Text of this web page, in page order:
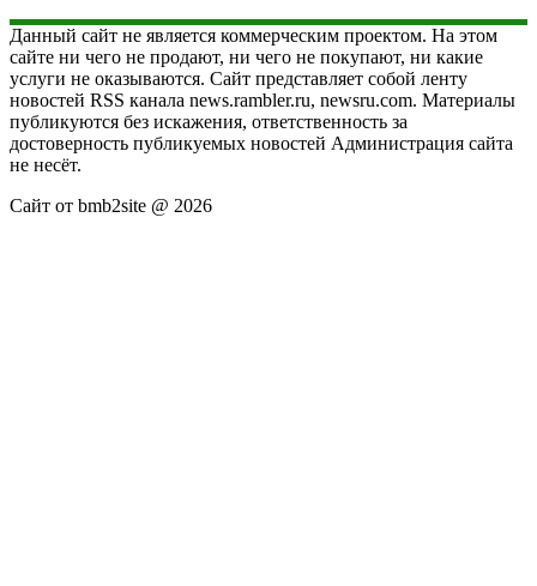
Данный сайт не является коммерческим проектом. На этом
сайте ни чего не продают, ни чего не покупают, ни какие
услуги не оказываются. Сайт представляет собой ленту
новостей RSS канала news.rambler.ru, newsru.com. Материалы
публикуются без искажения, ответственность за
достоверность публикуемых новостей Администрация сайта
не несёт.
Сайт от bmb2site @ 2026